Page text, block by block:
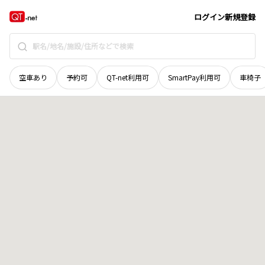
ログイン新規登録
空車あり 予約可 QT-net利用可 SmartPay利用可 車椅子
広島県